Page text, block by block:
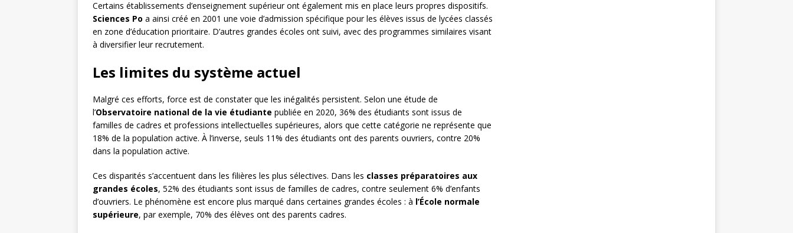
Certains établissements d’enseignement supérieur ont également mis en place leurs propres dispositifs.
Sciences Po a ainsi créé en 2001 une voie d’admission spécifique pour les élèves issus de lycées classés
en zone d’éducation prioritaire. D’autres grandes écoles ont suivi, avec des programmes similaires visant
à diversifier leur recrutement.
Les limites du système actuel
Malgré ces efforts, force est de constater que les inégalités persistent. Selon une étude de
l’Observatoire national de la vie étudiante publiée en 2020, 36% des étudiants sont issus de
familles de cadres et professions intellectuelles supérieures, alors que cette catégorie ne représente que
18% de la population active. À l’inverse, seuls 11% des étudiants ont des parents ouvriers, contre 20%
dans la population active.
Ces disparités s’accentuent dans les filières les plus sélectives. Dans les classes préparatoires aux
grandes écoles, 52% des étudiants sont issus de familles de cadres, contre seulement 6% d’enfants
d’ouvriers. Le phénomène est encore plus marqué dans certaines grandes écoles : à l’École normale
supérieure, par exemple, 70% des élèves ont des parents cadres.